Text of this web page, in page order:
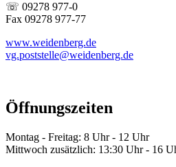
☏ 09278 977-0
Fax 09278 977-77
www.weidenberg.de
vg.poststelle@weidenberg.de
Öffnungszeiten
Montag - Freitag: 8 Uhr - 12 Uhr
Mittwoch zusätzlich: 13:30 Uhr - 16